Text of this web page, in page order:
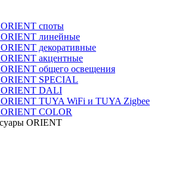
споты
линейные
декоративные
акцентные
общего освещения
SPECIAL
ORIENT DALI
TUYA WiFi и TUYA Zigbee
COLOR
ORIENT